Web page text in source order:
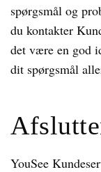
spørgsmål og
du kontakter
det være en god
dit spørgsmål
YouSee